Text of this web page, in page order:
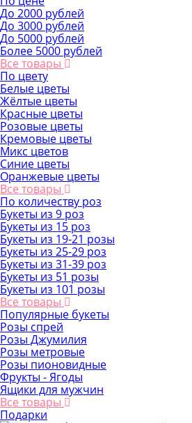
До 2000 рублей
До 3000 рублей
До 5000 рублей
Более 5000 рублей
Все товары
По цвету
Белые цветы
Жёлтые цветы
Красные цветы
Розовые цветы
Кремовые цветы
Микс цветов
Синие цветы
Оранжевые цветы
Все товары
По количеству роз
Букеты из 9 роз
Букеты из 15 роз
Букеты из 19-21 розы
Букеты из 25-29 роз
Букеты из 31-39 роз
Букеты из 51 розы
Букеты из 101 розы
Все товары
Популярные букеты
Розы спрей
Розы Джумилия
Розы метровые
Розы пионовидные
Фрукты - Ягоды
Ящики для мужчин
Все товары
Подарки